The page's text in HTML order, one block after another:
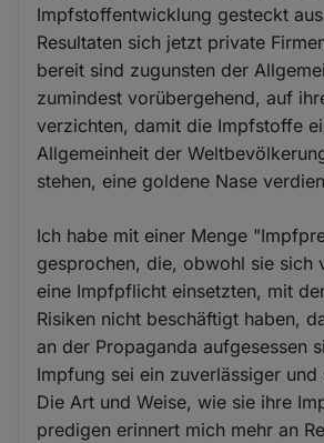
Impfstoffentwicklung gesteckt
Resultaten sich jetzt private
bereit sind zugunsten der
zumindest vorübergehend, auf
verzichten, damit die Impfstoffe
Allgemeinheit der
stehen, eine goldene Nase
Ich habe mit einer Menge
gesprochen, die, obwohl sie sich
eine Impfpflicht einsetzten, mit
Risiken nicht beschäftigt haben,
an der Propaganda aufgesessen
Impfung sei ein zuverlässiger und
Die Art und Weise, wie sie ihre
predigen erinnert mich mehr an